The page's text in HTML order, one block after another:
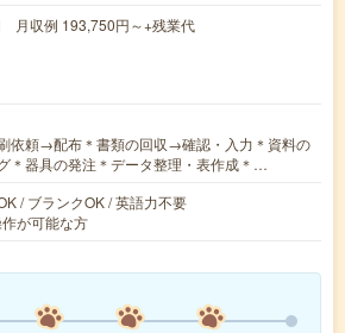
月収例 193,750円～+残業代
依頼→配布＊書類の回収→確認・入力＊資料の
＊器具の発注＊データ整理・表作成＊…
/ ブランクOK / 英語力不要
が可能な方